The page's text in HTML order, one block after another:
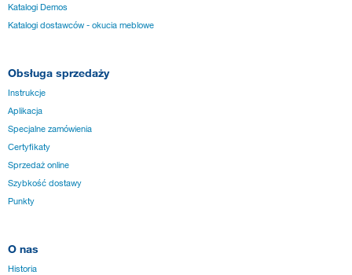
Katalogi Demos
Katalogi dostawców - okucia meblowe
Obsługa sprzedaży
Instrukcje
Aplikacja
Specjalne zamówienia
Certyfikaty
Sprzedaż online
Szybkość dostawy
Punkty
O nas
Historia